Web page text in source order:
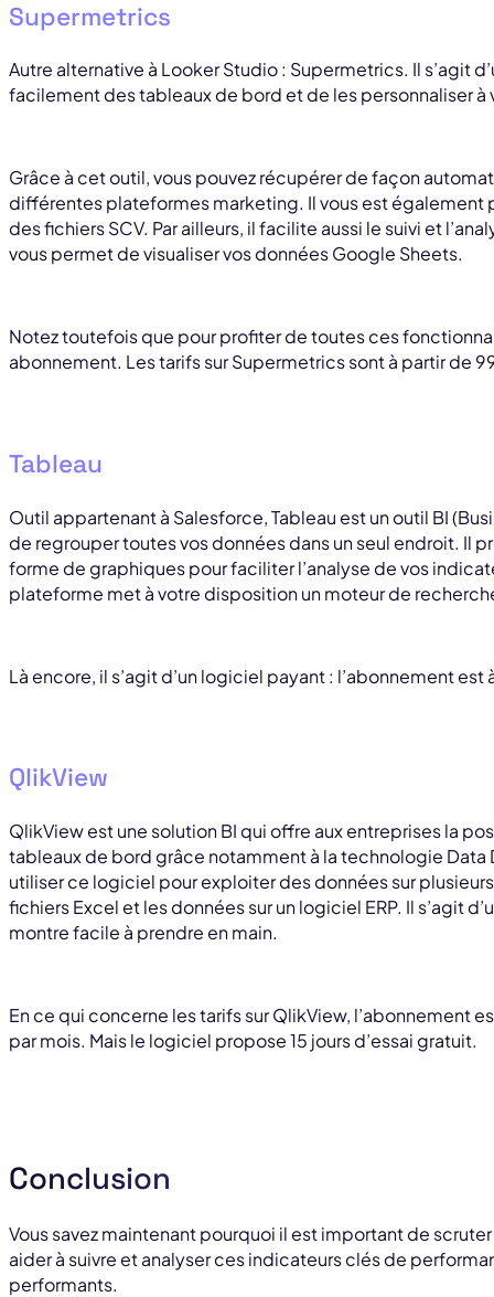
Supermetrics
Autre alternative à Looker Studio : Supermetrics. Il s’agit
facilement des tableaux de bord et de les personnaliser à
Grâce à cet outil, vous pouvez récupérer de façon
différentes plateformes marketing. Il vous est également
des fichiers SCV. Par ailleurs, il facilite aussi le suivi et
vous permet de visualiser vos données Google Sheets.
Notez toutefois que pour profiter de toutes ces
abonnement. Les tarifs sur Supermetrics sont à partir de
Tableau
Outil appartenant à Salesforce, Tableau est un outil BI
de regrouper toutes vos données dans un seul endroit. Il
forme de graphiques pour faciliter l’analyse de vos
plateforme met à votre disposition un moteur de
Là encore, il s’agit d’un logiciel payant : l’abonnement
QlikView
QlikView est une solution BI qui offre aux entreprises la
tableaux de bord grâce notamment à la technologie Data
utiliser ce logiciel pour exploiter des données sur
fichiers Excel et les données sur un logiciel ERP. Il s’agit
montre facile à prendre en main.
En ce qui concerne les tarifs sur QlikView, l’abonnement
par mois. Mais le logiciel propose 15 jours d’essai gratuit.
Conclusion
Vous savez maintenant pourquoi il est important de
aider à suivre et analyser ces indicateurs clés de
performants.